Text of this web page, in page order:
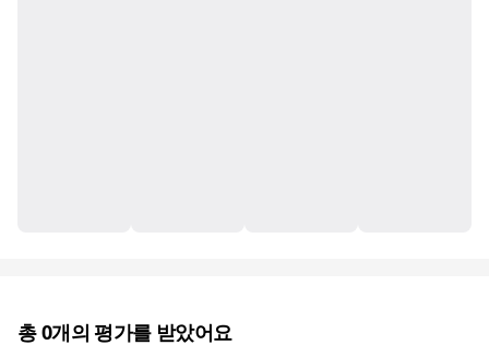
총0개의 평가를 받았어요